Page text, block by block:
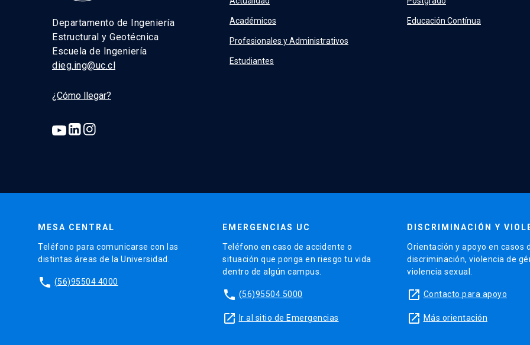
Departamento de Ingeniería
Estructural y Geotécnica
Escuela de Ingeniería
dieg.ing@uc.cl
¿Cómo llegar?
Académicos
Profesionales y Administrativos
Estudiantes
Educación Contínua
MESA CENTRAL
Teléfono para comunicarse con las
distintas áreas de la Universidad.
phone (56)95504 4000
EMERGENCIAS UC
Teléfono en caso de accidente o
situación que ponga en riesgo tu vida
dentro de algún campus.
phone (56)95504 5000
launch Ir al sitio de Emergencias
DISCRIMINACIÓN Y
Orientación y apoyo en casos
discriminación, violencia de
violencia sexual.
launch Contacto para apoyo
launch Más orientación